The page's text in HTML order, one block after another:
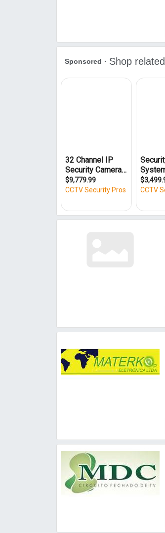
Cachambi (2)
Campinho (1)
Campo Grande (10)
Encantado (2)
Engenho da Rainha (1)
Engenho de Dentro (3)
Estácio (1)
Freguesia (Jacarepaguá)
Galeão (1)
Jardim Guanabara (1)
Leblon (1)
Lins de Vasconcelos (1)
Madureira (4)
Paciência (1)
Padre Miguel (1)
Parque Anchieta (1)
Pavuna (2)
Pechincha (6)